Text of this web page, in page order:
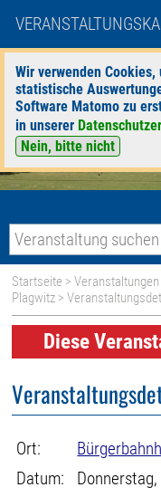
Wir verwenden
statistische
Software Matomo zu
in unserer
Nein, bitte nicht
Startseite >Veranstaltungen
Plagwitz >
Diese
Ort:
Datum: